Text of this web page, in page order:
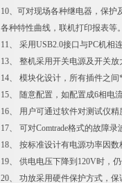
10、可对现场各种继电器，保
各种特性曲线，联机打印报表等
11、 采用USB2.0接口与PC机相
13、 整机采用开关电源及开关放
14、 模块化设计，所有插件之
15、 随意配置，如配置成6相电
16、 用户可通过软件对测试仪精
17、 可对Comtrade格式的故障
18、 按标准设计有电源功率因
19、 供电电压下降到120V时，
20、 功放采用硬件保护方式，